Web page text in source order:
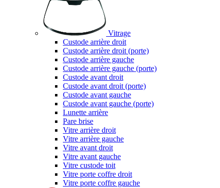
Vitrage
Custode arrière droit
Custode arrière droit (porte)
Custode arrière gauche
Custode arrière gauche (porte)
Custode avant droit
Custode avant droit (porte)
Custode avant gauche
Custode avant gauche (porte)
Lunette arrière
Pare brise
Vitre arrière droit
Vitre arrière gauche
Vitre avant droit
Vitre avant gauche
Vitre custode toit
Vitre porte coffre droit
Vitre porte coffre gauche